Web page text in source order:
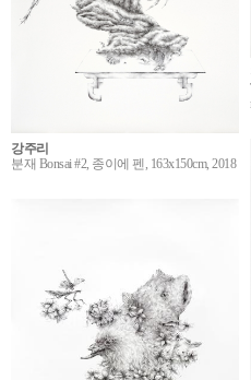
강주리
분재 Bonsai #2, 종이에 펜, 163x150cm, 2018